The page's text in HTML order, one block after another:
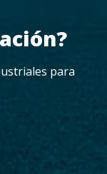
para